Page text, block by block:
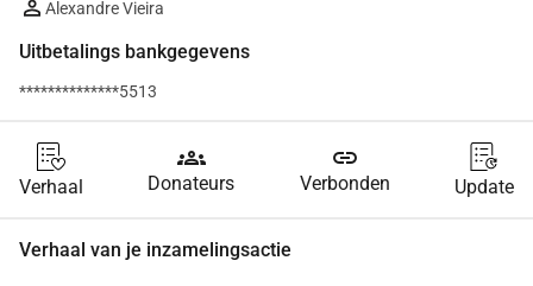
Alexandre Vieira
Uitbetalings bankgegevens
**************5513
Verhaal
groups
Donateurs
link
Verbonden Update
Verhaal van je inzamelingsactie